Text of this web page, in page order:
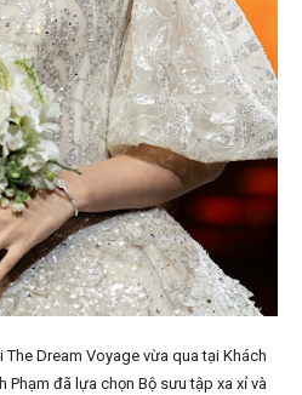
Dream Voyage vừa qua tại Khách
Phạm đã lựa chọn Bộ sưu tập xa xỉ và